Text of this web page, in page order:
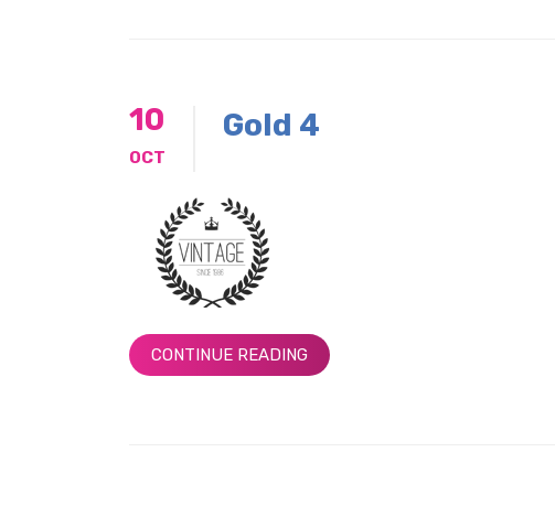
10
OCT
Gold 4
CONTINUE READING